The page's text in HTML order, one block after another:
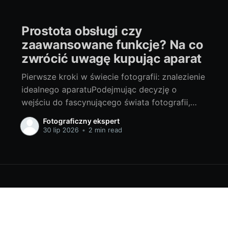
Prostota obsługi czy
zaawansowane funkcje? Na co
zwrócić uwagę kupując aparat
Pierwsze kroki w świecie fotografii: znalezienie
idealnego aparatuPodejmując decyzję o
wejściu do fascynującego świata fotografii,
jednym z pierwszych i zarazem
najważniejszych kroków jest wybór
wyborem będzie model prosty w obsłudze czy
Fotograficzny ekspert
30 lip 2026 • 2 min read